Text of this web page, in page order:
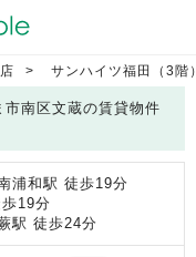
サンハイツ福田（3階
南区文蔵の賃貸物件
浦和駅 徒歩19分
19分
駅 徒歩24分